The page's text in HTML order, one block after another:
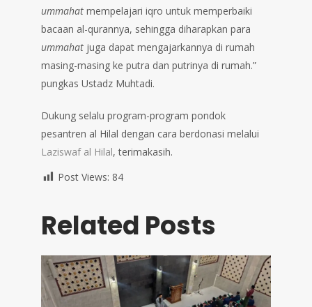
ummahat mempelajari iqro untuk memperbaiki
bacaan al-qurannya, sehingga diharapkan para
ummahat juga dapat mengajarkannya di rumah
masing-masing ke putra dan putrinya di rumah.”
pungkas Ustadz Muhtadi.
Dukung selalu program-program pondok
pesantren al Hilal dengan cara berdonasi melalui
Laziswaf al Hilal, terimakasih.
Post Views: 84
Related Posts